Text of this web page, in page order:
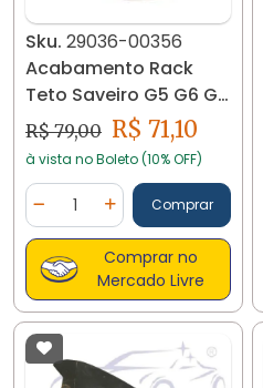
Sku. 29036-00356
Acabamento Rack
Teto Saveiro G5 G6 G7
Traseira Ld 5u7860148
R$ 79,00 R$ 71,10
à vista no Boleto (10% OFF)
Diminuir Quantidade
Quantidade
Adicionar Quantidade
Comprar
Comprar no
Mercado Livre